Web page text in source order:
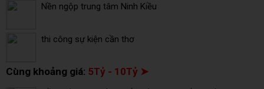
Nền ngộp trung tâm Ninh Kiều
thi công sự kiện cần thơ
Cùng khoảng giá: 5Tỷ - 10Tỷ ➤